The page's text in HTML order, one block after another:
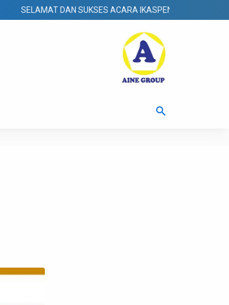
SELAMAT DAN SUKSES ACARA IKASPEN 20 SEPTEMBER 2025